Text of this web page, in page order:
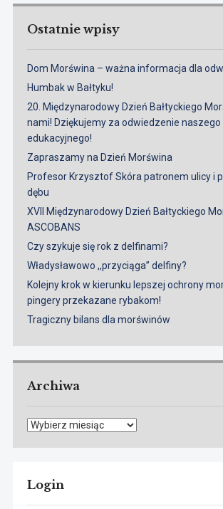
Ostatnie wpisy
Dom Morświna – ważna informacja dla
Humbak w Bałtyku!
20. Międzynarodowy Dzień Bałtyckiego
nami! Dziękujemy za odwiedzenie naszego
edukacyjnego!
Zapraszamy na Dzień Morświna
Profesor Krzysztof Skóra patronem ulicy i
dębu
XVII Międzynarodowy Dzień Bałtyckiego
ASCOBANS
Czy szykuje się rok z delfinami?
Władysławowo ,,przyciąga” delfiny?
Kolejny krok w kierunku lepszej ochrony
pingery przekazane rybakom!
Tragiczny bilans dla morświnów
Archiwa
Archiwa
Login